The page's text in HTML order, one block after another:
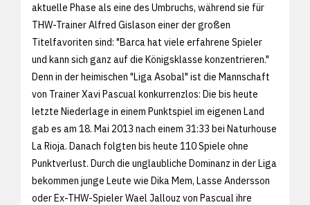
aktuelle Phase als eine des Umbruchs, während sie für
THW-Trainer Alfred Gislason einer der großen
Titelfavoriten sind: "Barca hat viele erfahrene Spieler
und kann sich ganz auf die Königsklasse konzentrieren."
Denn in der heimischen "Liga Asobal" ist die Mannschaft
von Trainer Xavi Pascual konkurrenzlos: Die bis heute
letzte Niederlage in einem Punktspiel im eigenen Land
gab es am 18. Mai 2013 nach einem 31:33 bei Naturhouse
La Rioja. Danach folgten bis heute 110 Spiele ohne
Punktverlust. Durch die unglaubliche Dominanz in der Liga
bekommen junge Leute wie Dika Mem, Lasse Andersson
oder Ex-THW-Spieler Wael Jallouz von Pascual ihre